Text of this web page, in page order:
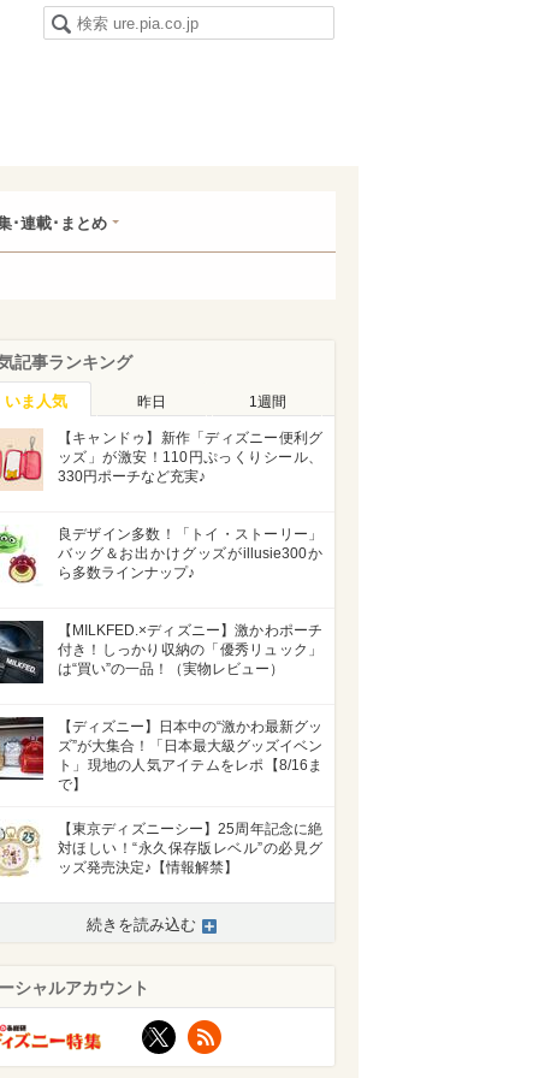
･連載･まとめ
記事ランキング
いま人気 昨日 1週間
【キャンドゥ】新作「ディズニー便利グ
ッズ」が激安！110円ぷっくりシール、
330円ポーチなど充実♪
良デザイン多数！「トイ・ストーリー」
バッグ＆お出かけグッズがillusie300か
ら多数ラインナップ♪
【MILKFED.×ディズニー】激かわポーチ
付き！しっかり収納の「優秀リュック」
は“買い”の一品！（実物レビュー）
【ディズニー】日本中の“激かわ最新グッ
ズ”が大集合！「日本最大級グッズイベン
ト」現地の人気アイテムをレポ【8/16ま
で】
【東京ディズニーシー】25周年記念に絶
対ほしい！“永久保存版レベル”の必見グ
ッズ発売決定♪【情報解禁】
続きを読み込む
シャルアカウント
X